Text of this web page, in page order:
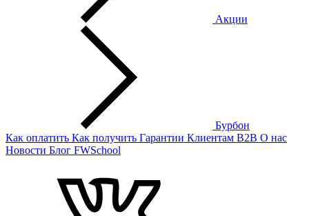
Акции
Бурбон
Как оплатить Как получить Гарантии Клиентам B2B О нас
Новости Блог FWSchool